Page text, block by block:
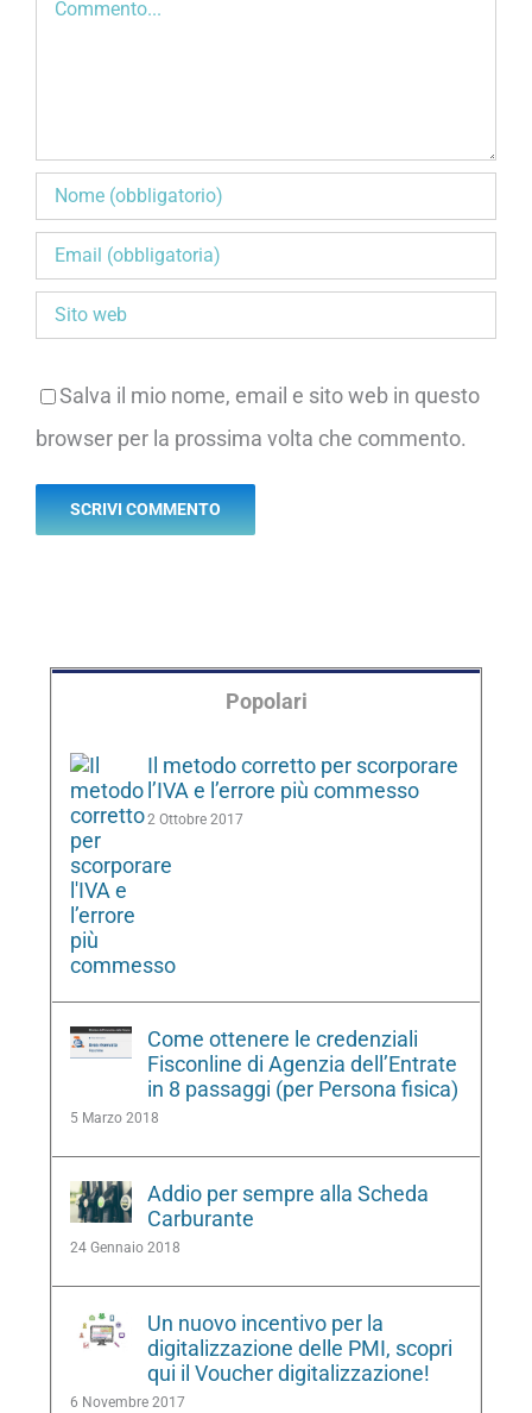
Salva il mio nome, email e sito web in questo
browser per la prossima volta che commento.
Popolari
Il metodo corretto per scorporare
l’IVA e l’errore più commesso
2 Ottobre 2017
Come ottenere le credenziali
Fisconline di Agenzia dell’Entrate
in 8 passaggi (per Persona fisica)
5 Marzo 2018
Addio per sempre alla Scheda
Carburante
24 Gennaio 2018
Un nuovo incentivo per la
digitalizzazione delle PMI, scopri
qui il Voucher digitalizzazione!
6 Novembre 2017